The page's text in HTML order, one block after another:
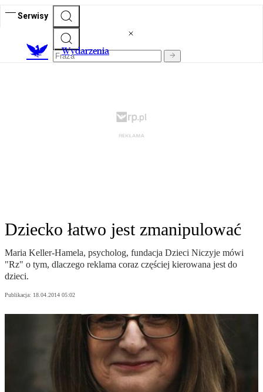
Serwisy
Wydarzenia
Dziecko łatwo jest zmanipulować
Maria Keller-Hamela, psycholog, fundacja Dzieci Niczyje mówi
"Rz" o tym, dlaczego reklama coraz częściej kierowana jest do
dzieci.
Publikacja: 18.04.2014 05:02